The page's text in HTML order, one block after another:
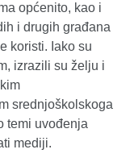
općenito, kao i
i drugih građana
koristi. Iako su
izrazili su želju i
srednjoškolskoga
temi uvođenja
mediji.